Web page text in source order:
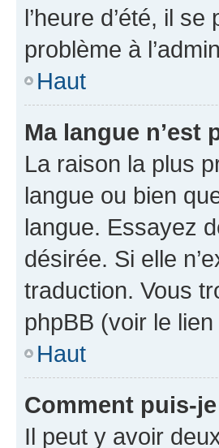
l’heure d’été, il
problème à
Haut
Ma langue n’est
La raison la plus
langue ou bien
langue. Essayez
désirée. Si elle
traduction. Vous
phpBB (voir le
Haut
Comment puis-
Il peut y avoir